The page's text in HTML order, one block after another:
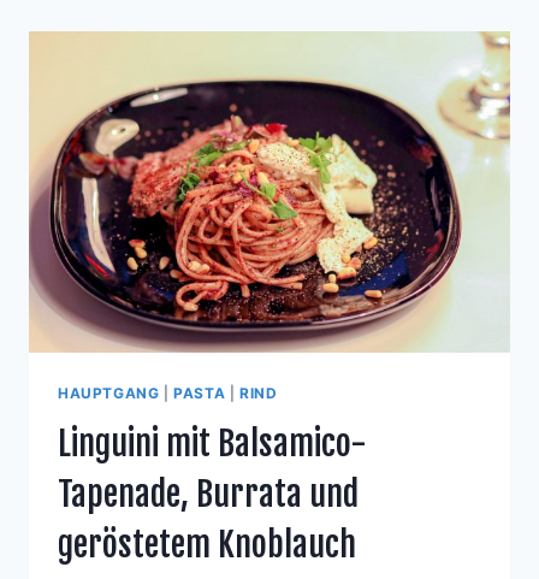
HAUPTGANG |PASTA RIND
Linguini mit Balsamico-
Tapenade, Burrata und
geröstetem Knoblauch